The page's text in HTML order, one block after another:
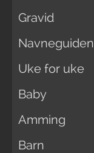
Gravid
Navneguiden
Uke for uke
Baby
Amming
Barn